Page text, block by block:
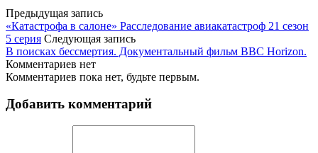
Предыдущая запись
«Катастрофа в салоне» Расследование авиакатастроф 21 сезон
5 серия Следующая запись
В поисках бессмертия. Документальный фильм BBC Horizon.
Комментариев нет
Комментариев пока нет, будьте первым.
Добавить комментарий